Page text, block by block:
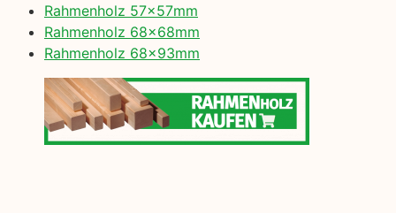
Rahmenholz 57x57mm
Rahmenholz 68x68mm
Rahmenholz 68x93mm